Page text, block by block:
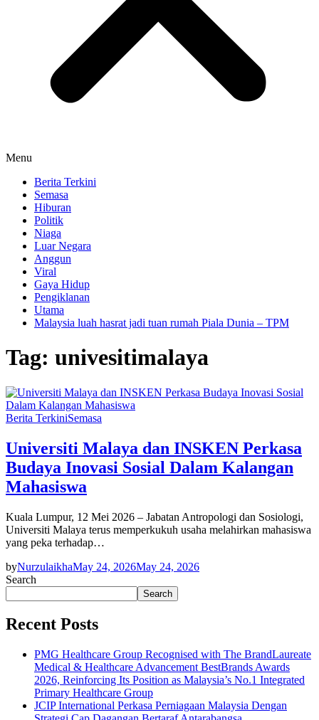
Menu
Berita Terkini
Semasa
Hiburan
Politik
Niaga
Luar Negara
Anggun
Viral
Gaya Hidup
Pengiklanan
Utama
Malaysia luah hasrat jadi tuan rumah Piala Dunia – TPM
Tag: univesitimalaya
Berita TerkiniSemasa
Universiti Malaya dan INSKEN Perkasa
Budaya Inovasi Sosial Dalam Kalangan
Mahasiswa
Kuala Lumpur, 12 Mei 2026 – Jabatan Antropologi dan Sosiologi,
Universiti Malaya terus memperkukuh usaha melahirkan mahasiswa
yang peka terhadap…
byNurzulaikhaMay 24, 2026May 24, 2026
Search
Search
Recent Posts
PMG Healthcare Group Recognised with The BrandLaureate
Medical & Healthcare Advancement BestBrands Awards
2026, Reinforcing Its Position as Malaysia’s No.1 Integrated
Primary Healthcare Group
JCIP International Perkasa Perniagaan Malaysia Dengan